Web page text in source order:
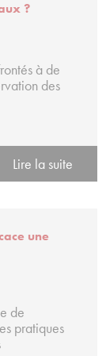
?
à de
des
Lire la suite
une
de
pratiques